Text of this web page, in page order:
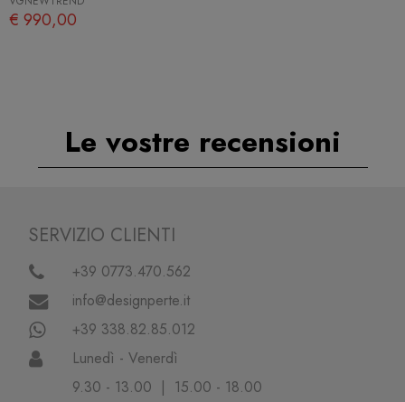
€ 990,00
Le vostre recensioni
SERVIZIO CLIENTI
+39 0773.470.562
info@designperte.it
+39 338.82.85.012
Lunedì - Venerdì
9.30 - 13.00 | 15.00 - 18.00